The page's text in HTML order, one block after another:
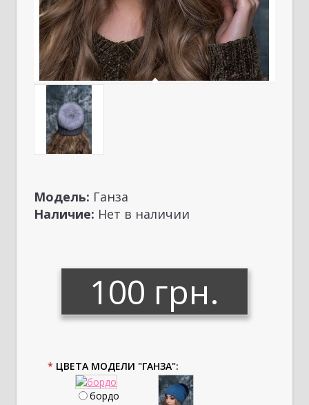
Модель: Ганза
Наличие: Нет в наличии
100 грн.
* ЦВЕТА МОДЕЛИ "ГАНЗА":
бордо